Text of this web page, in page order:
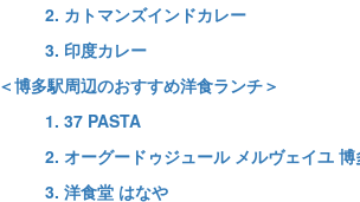
2. カトマンズインドカレー
3. 印度カレー
＜博多駅周辺のおすすめ洋食ランチ＞
1. 37 PASTA
2. オーグードゥジュール メルヴェイユ 博
3. 洋食堂 はなや